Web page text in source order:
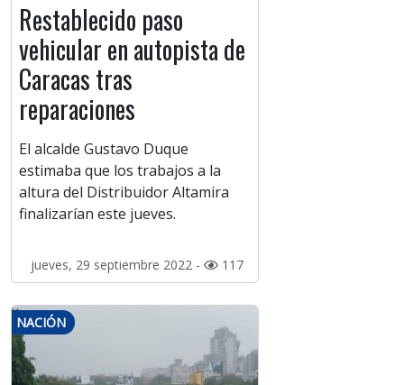
Restablecido paso
vehicular en autopista de
Caracas tras
reparaciones
El alcalde Gustavo Duque
estimaba que los trabajos a la
altura del Distribuidor Altamira
finalizarían este jueves.
jueves, 29 septiembre 2022 - 117
NACIÓN